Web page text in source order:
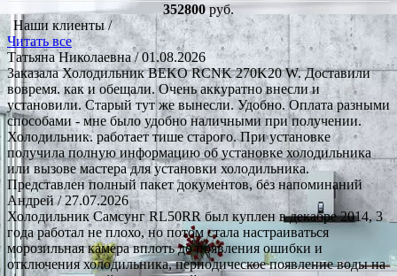
352800руб.
Наши клиенты /
Читать все
Татьяна Николаевна/ 01.08.2026
Заказала Холодильник BEKO RCNK 270K20 W. Доставили
вовремя. как и обещали. Очень аккуратно внесли и
установили. Старый тут же вынесли. Удобно. Оплата разными
способами - мне было удобно наличными при получении.
Холодильник. работает тише старого. При установке
получила полную информацию об установке холодильника
или вызове мастера для установки холодильника.
Представлен полный пакет документов, без напоминаний
Андрей/ 27.07.2026
Холодильник Самсунг RL50RR был куплен в декабре 2014, 3
года работал не плохо, но потом стала настраиваться
морозильная камера вплоть до появления ошибки и
отключения холодильника, периодическое появление воды на